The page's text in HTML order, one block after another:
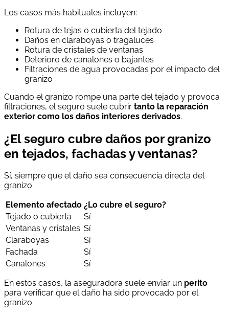
Los casos más habituales incluyen:
Rotura de tejas o cubierta del tejado
Daños en claraboyas o tragaluces
Rotura de cristales de ventanas
Deterioro de canalones o bajantes
Filtraciones de agua provocadas por el impacto del
granizo
Cuando el granizo rompe una parte del tejado y provoca
filtraciones, el seguro suele cubrir tanto la reparación
exterior como los daños interiores derivados.
¿El seguro cubre daños por granizo
en tejados, fachadas y ventanas?
Sí, siempre que el daño sea consecuencia directa del
granizo.
Elemento afectado ¿Lo cubre el seguro?
Tejado o cubierta
Sí
Ventanas y cristales Sí
Claraboyas
Sí
Fachada
Sí
Canalones
Sí
En estos casos, la aseguradora suele enviar un perito
para verificar que el daño ha sido provocado por el
granizo.